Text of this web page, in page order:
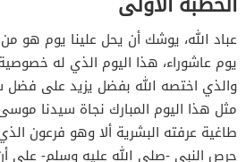
عباد الله، يوشك أن يحل علينا يوم هو من
يوم عاشوراء، هذا اليوم الذي له
والذي اختصه الله بفضل يزيد على فضل
مثل هذا اليوم المبارك نجاة سيدنا
طاغية عرفته البشرية ألا وهو فرعون
حرص النبي -صلى الله عليه وسلم- على